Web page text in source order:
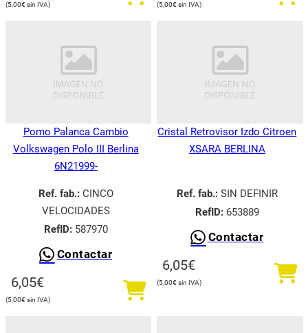
5,00€ 5,00€
Pomo Palanca Cambio
Volkswagen Polo III Berlina
6N21999-
Ref. fab.:CINCO
VELOCIDADES
RefID:587970
Contactar
6,05€
5,00€
Cristal Retrovisor Izdo Citroen
XSARA BERLINA
Ref. fab.:SIN DEFINIR
RefID:653889
Contactar
6,05€
5,00€